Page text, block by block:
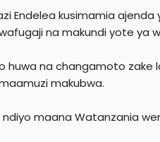
Endelea kusimamia
na makundi yote ya
huwa na changamoto
makubwa.
maana Watanzania